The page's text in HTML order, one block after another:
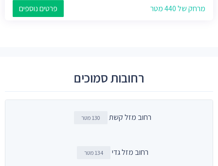
מרחק של 440 מטר פרטים נוספים
רחובות סמוכים
רחוב מזל קשת 130 מטר
רחוב מזל גדי 134 מטר